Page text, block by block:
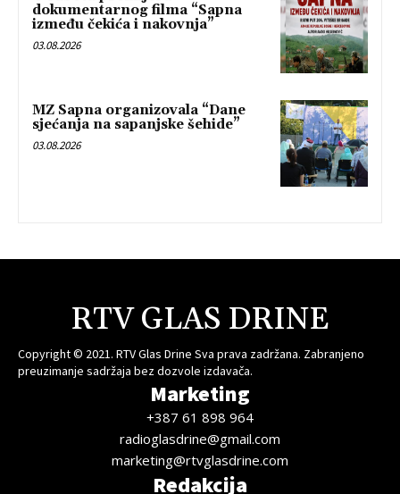
dokumentarnog filma “Sapna
između čekića i nakovnja”
03.08.2026
MZ Sapna organizovala “Dane
sjećanja na sapanjske šehide”
03.08.2026
RTV GLAS DRINE
Copyright © 2021. RTV Glas Drine Sva prava zadržana. Zabranjeno
preuzimanje sadržaja bez dozvole izdavača.
Marketing
+387 61 898 964
radioglasdrine@gmail.com
marketing@rtvglasdrine.com
Redakcija